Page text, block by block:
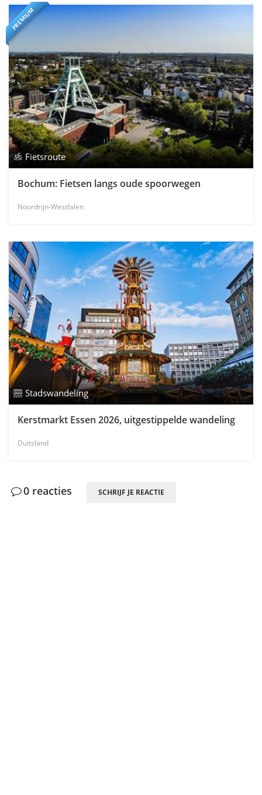
PREMIUM
Fietsroute
Bochum: Fietsen langs oude spoorwegen
Noordrijn-Westfalen
Stadswandeling
Kerstmarkt Essen 2026, uitgestippelde wandeling
Duitsland
0 reacties SCHRIJF JE REACTIE